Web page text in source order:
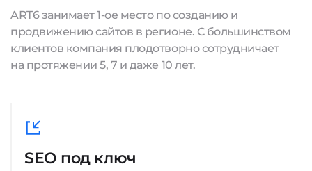
ART6 занимает 1-ое место по созданию и
продвижению сайтов в регионе. С большинством
клиентов компания плодотворно сотрудничает
на протяжении 5, 7 и даже 10 лет.
SEO под ключ